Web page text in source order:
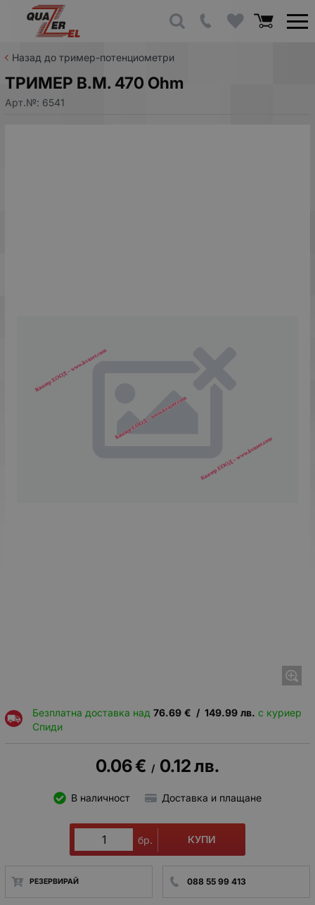
Назад до тример-потенциометри
ТРИМЕР В.М. 470 Ohm
Арт.№: 6541
Безплатна доставка над 76.69 € / 149.99 лв. с куриер
Спиди
0.06€ / 0.12лв.
В наличност Доставка и плащане
бр. КУПИ
РЕЗЕРВИРАЙ 088 55 99 413